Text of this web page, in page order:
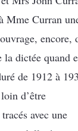
Mme Curran
encore,
la dictée quand
de 1912 à
d’être
avec une